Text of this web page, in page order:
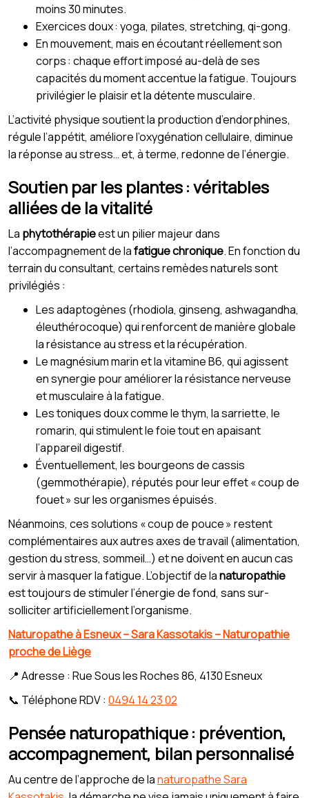
moins 30 minutes.
Exercices doux : yoga, pilates, stretching, qi-gong.
En mouvement, mais en écoutant réellement son
corps : chaque effort imposé au-delà de ses
capacités du moment accentue la fatigue. Toujours
privilégier le plaisir et la détente musculaire.
L’activité physique soutient la production d’endorphines,
régule l’appétit, améliore l’oxygénation cellulaire, diminue
la réponse au stress… et, à terme, redonne de l’énergie.
Soutien par les plantes : véritables
alliées de la vitalité
La phytothérapieest un pilier majeur dans
l’accompagnement de lafatigue chronique. En fonction du
terrain du consultant, certains remèdes naturels sont
privilégiés :
Les adaptogènes (rhodiola, ginseng, ashwagandha,
éleuthérocoque) qui renforcent de manière globale
la résistance au stress et la récupération.
Le magnésium marin et la vitamine B6, qui agissent
en synergie pour améliorer la résistance nerveuse
et musculaire à la fatigue.
Les toniques doux comme le thym, la sarriette, le
romarin, qui stimulent le foie tout en apaisant
l’appareil digestif.
Éventuellement, les bourgeons de cassis
(gemmothérapie), réputés pour leur effet « coup de
fouet » sur les organismes épuisés.
Néanmoins, ces solutions « coup de pouce » restent
complémentaires aux autres axes de travail (alimentation,
gestion du stress, sommeil…) et ne doivent en aucun cas
servir à masquer la fatigue. L’objectif de lanaturopathie
est toujours de stimuler l’énergie de fond, sans sur-
solliciter artificiellement l’organisme.
Naturopathe à Esneux – Sara Kassotakis – Naturopathie
proche de Liège
📍 Adresse : Rue Sous les Roches 86, 4130 Esneux
📞 Téléphone RDV : 0494 14 23 02
Pensée naturopathique : prévention,
accompagnement, bilan personnalisé
Au centre de l’approche de lanaturopathe Sara